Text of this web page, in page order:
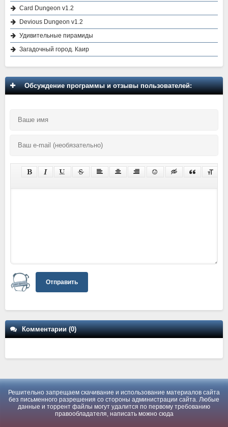
Card Dungeon v1.2
Devious Dungeon v1.2
Удивительные пирамиды
Загадочный город. Каир
Обсуждение программы и отзывы пользователей:
Отправить
Комментарии (0)
Решительно запрещаем скачивание и использование материалов сайта
без письменного разрешения со стороны администрации сайта. Любые
данные и торрент файлы могут удалится по первому требованию
правообладателя, написать можно сюда